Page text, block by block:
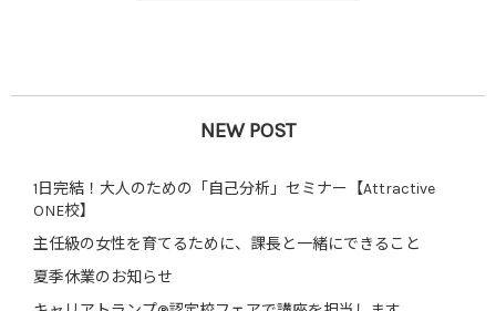
NEW POST
1日完結！大人のための「自己分析」セミナー【Attractive
ONE校】
主任級の女性を育てるために、課長と一緒にできること
夏季休業のお知らせ